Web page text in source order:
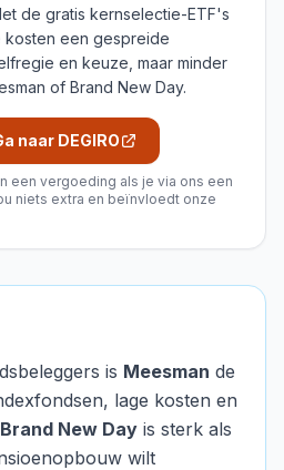
de gratis kernselectie-ETF's
kosten een gespreide
en keuze, maar minder
of Brand New Day.
naar DEGIRO
een vergoeding als je via ons een
niets extra en beïnvloedt onze
is Meesman de
lage kosten en
Brand New Day is sterk als
wilt